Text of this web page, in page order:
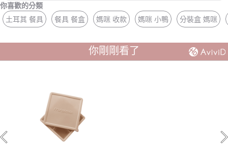
土耳其 餐具
餐具 餐盒 媽咪 收款 媽咪 小鴨 分裝盒 媽咪
你剛剛看了